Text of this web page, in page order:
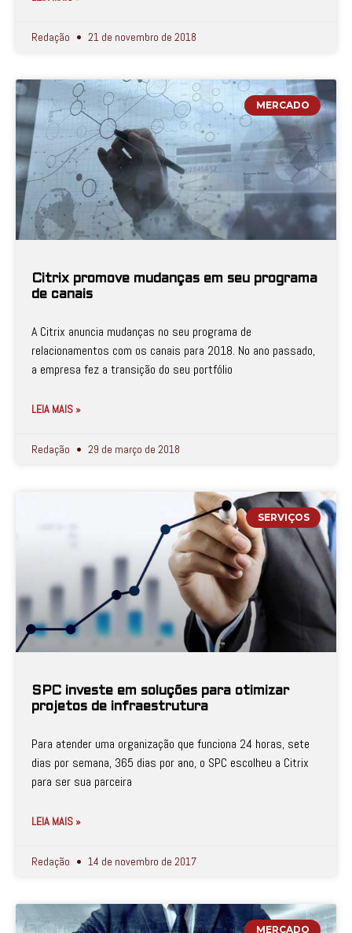
Redação 21 de novembro de 2018
MERCADO
Citrix promove mudanças em seu programa
de canais
A Citrix anuncia mudanças no seu programa de
relacionamentos com os canais para 2018. No ano passado,
a empresa fez a transição do seu portfólio
LEIA MAIS »
Redação 29 de março de 2018
SERVIÇOS
SPC investe em soluções para otimizar
projetos de infraestrutura
Para atender uma organização que funciona 24 horas, sete
dias por semana, 365 dias por ano, o SPC escolheu a Citrix
para ser sua parceira
LEIA MAIS »
Redação 14 de novembro de 2017
MERCADO